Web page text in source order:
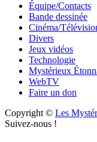
Équipe/Contacts
Bande dessinée
Cinéma/
Divers
Jeux vidéos
Technologie
Mystérieux
WebTV
Faire un don
Copyright © Les
Suivez-nous !